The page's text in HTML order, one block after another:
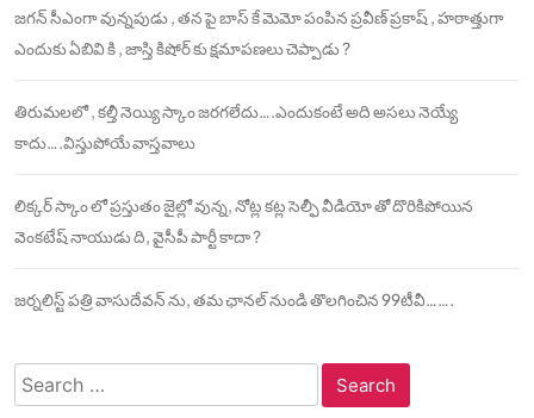
జగన్ సీఎంగా వున్నపుడు , తన పై బాస్ కే మెమో పంపిన ప్రవీణ్ ప్రకాష్ , హఠాత్తుగా
ఎందుకు ఏబివి కి , జాస్తి కిషోర్ కు క్షమాపణలు చెప్పాడు ?
తిరుమలలో , కల్తీ నెయ్యి స్కాం జరగలేదు….ఎందుకంటే అది అసలు నెయ్యే
కాదు….విస్తుపోయే వాస్తవాలు
లిక్కర్ స్కాం లో ప్రస్తుతం జైల్లో వున్న, నోట్ల కట్ల సెల్ఫీ వీడియో తో దొరికిపోయిన
వెంకటేష్ నాయుడు ది, వైసీపీ పార్టీ కాదా ?
జర్నలిస్ట్ పత్రి వాసుదేవన్ ను, తమ ఛానల్ నుండి తొలగించిన 99టీవీ…….
Search
for: